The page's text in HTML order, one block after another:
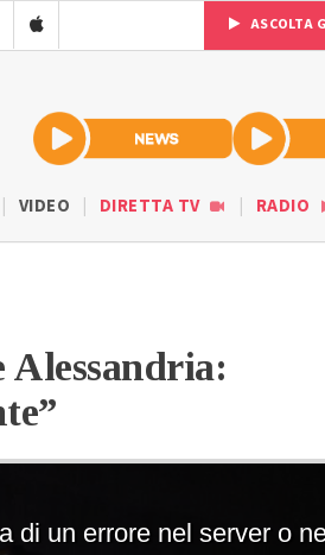
ASCOLTA
VIDEO DIRETTA TV RADIO
Alessandria: